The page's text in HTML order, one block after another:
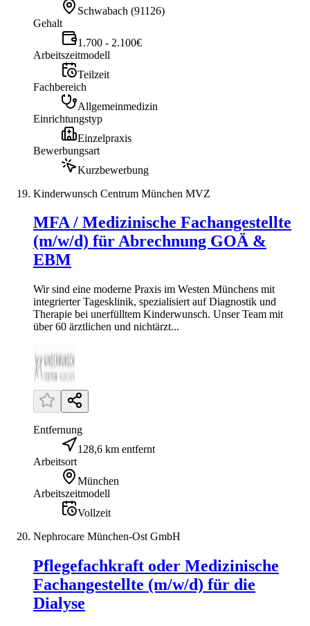
Schwabach (91126)
Gehalt
1.700 - 2.100€
Arbeitszeitmodell
Teilzeit
Fachbereich
Allgemeinmedizin
Einrichtungstyp
Einzelpraxis
Bewerbungsart
Kurzbewerbung
Kinderwunsch Centrum München MVZ
MFA / Medizinische Fachangestellte
(m/w/d) für Abrechnung GOÄ &
EBM
Wir sind eine moderne Praxis im Westen Münchens mit
integrierter Tagesklinik, spezialisiert auf Diagnostik und
Therapie bei unerfülltem Kinderwunsch. Unser Team mit
über 60 ärztlichen und nichtärzt...
Entfernung
128,6 km entfernt
Arbeitsort
München
Arbeitszeitmodell
Vollzeit
Nephrocare München-Ost GmbH
Pflegefachkraft oder Medizinische
Fachangestellte (m/w/d) für die
Dialyse